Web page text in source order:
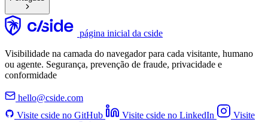
página inicial da cside
Visibilidade na camada do navegador para cada visitante, humano
ou agente. Segurança, prevenção de fraude, privacidade e
conformidade
hello@cside.com
Visite cside no GitHub
Visite cside no LinkedIn
Visite